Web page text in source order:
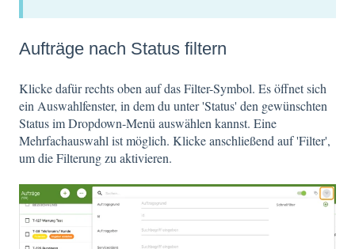
Aufträge nach Status filtern
Klicke dafür rechts oben auf das Filter-Symbol. Es öffnet sich
ein Auswahlfenster, in dem du unter 'Status' den gewünschten
Status im Dropdown-Menü auswählen kannst. Eine
Mehrfachauswahl ist möglich. Klicke anschließend auf 'Filter',
um die Filterung zu aktivieren.